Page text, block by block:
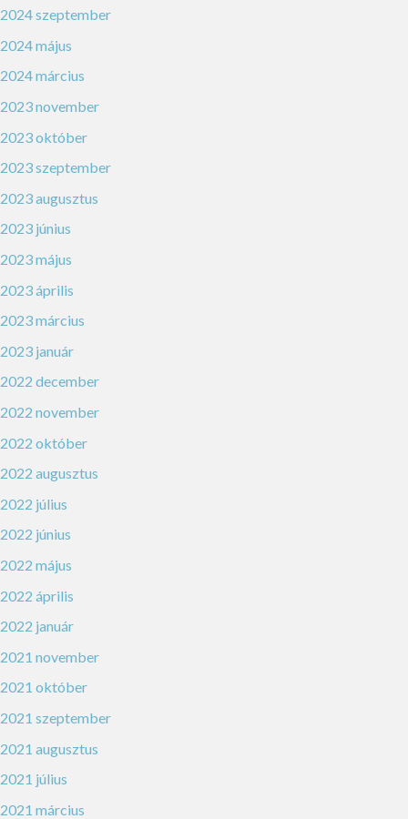
2024 szeptember
2024 május
2024 március
2023 november
2023 október
2023 szeptember
2023 augusztus
2023 június
2023 május
2023 április
2023 március
2023 január
2022 december
2022 november
2022 október
2022 augusztus
2022 július
2022 június
2022 május
2022 április
2022 január
2021 november
2021 október
2021 szeptember
2021 augusztus
2021 július
2021 március